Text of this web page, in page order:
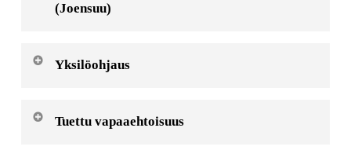
(Joensuu)
tiloissa
Yksilöohjaus
Tuettu vapaaehtoisuus